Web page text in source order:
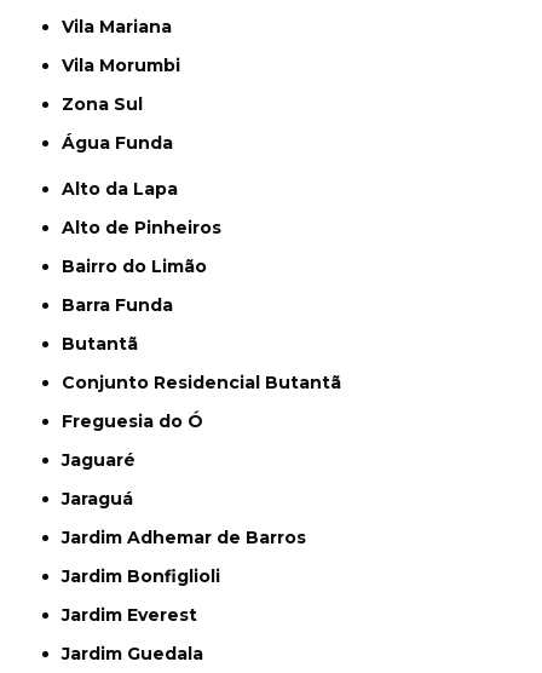
Vila Mariana
Vila Morumbi
Zona Sul
Água Funda
Alto da Lapa
Alto de Pinheiros
Bairro do Limão
Barra Funda
Butantã
Conjunto Residencial Butantã
Freguesia do Ó
Jaguaré
Jaraguá
Jardim Adhemar de Barros
Jardim Bonfiglioli
Jardim Everest
Jardim Guedala